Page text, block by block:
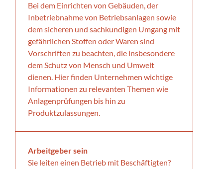
Bei dem Einrichten von Gebäuden, der
Inbetriebnahme von Betriebsanlagen sowie
dem sicheren und sachkundigen Umgang mit
gefährlichen Stoffen oder Waren sind
Vorschriften zu beachten, die insbesondere
dem Schutz von Mensch und Umwelt
dienen. Hier finden Unternehmen wichtige
Informationen zu relevanten Themen wie
Anlagenprüfungen bis hin zu
Produktzulassungen.
Arbeitgeber sein
Sie leiten einen Betrieb mit Beschäftigten?